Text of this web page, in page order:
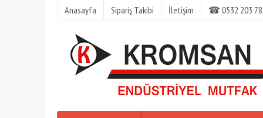
Anasayfa Sipariş Takibi İletişim ☎ 0532 203